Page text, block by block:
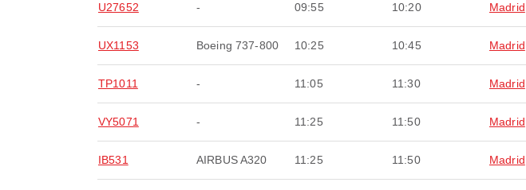
U27652 - 09:55 10:20 Madrid
UX1153 Boeing 737-800 10:25 10:45 Madrid
TP1011 - 11:05 11:30 Madrid
VY5071 - 11:25 11:50 Madrid
IB531 AIRBUS A320 11:25 11:50 Madrid